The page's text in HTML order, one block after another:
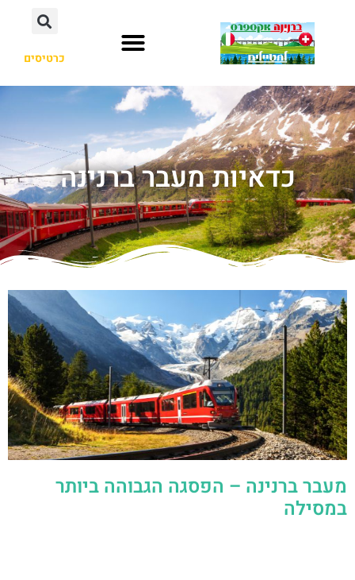
כרטיסים
כדאיות מעבר ברנינה
מעבר ברנינה – הפסגה הגבוהה ביותר
במסילה